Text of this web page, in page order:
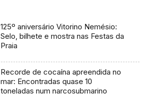
125º aniversário Vitorino Nemésio:
Selo, bilhete e mostra nas Festas da
Praia
Recorde de cocaína apreendida no
mar: Encontradas quase 10
toneladas num narcosubmarino